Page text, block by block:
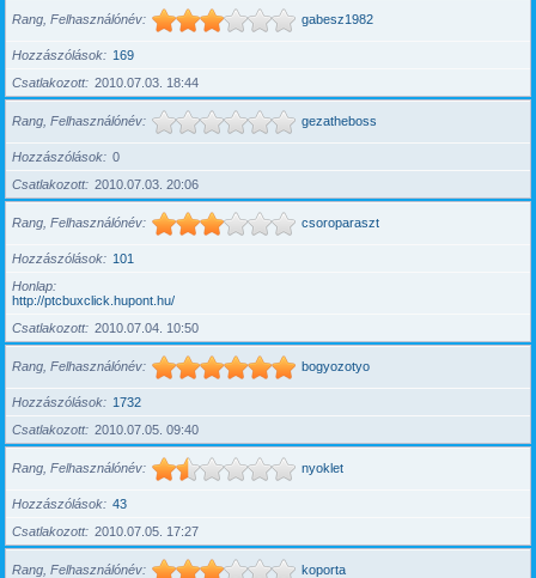
Rang, Felhasználónév gabesz1982
Hozzászólások
169
Csatlakozott
2010.07.03. 18:44
Rang, Felhasználónév gezatheboss
Hozzászólások
0
Csatlakozott
2010.07.03. 20:06
Rang, Felhasználónév csoroparaszt
Hozzászólások
101
Honlap
http://ptcbuxclick.hupont.hu/
Csatlakozott
2010.07.04. 10:50
Rang, Felhasználónév bogyozotyo
Hozzászólások
1732
Csatlakozott
2010.07.05. 09:40
Rang, Felhasználónév nyoklet
Hozzászólások
43
Csatlakozott
2010.07.05. 17:27
Rang, Felhasználónév koporta